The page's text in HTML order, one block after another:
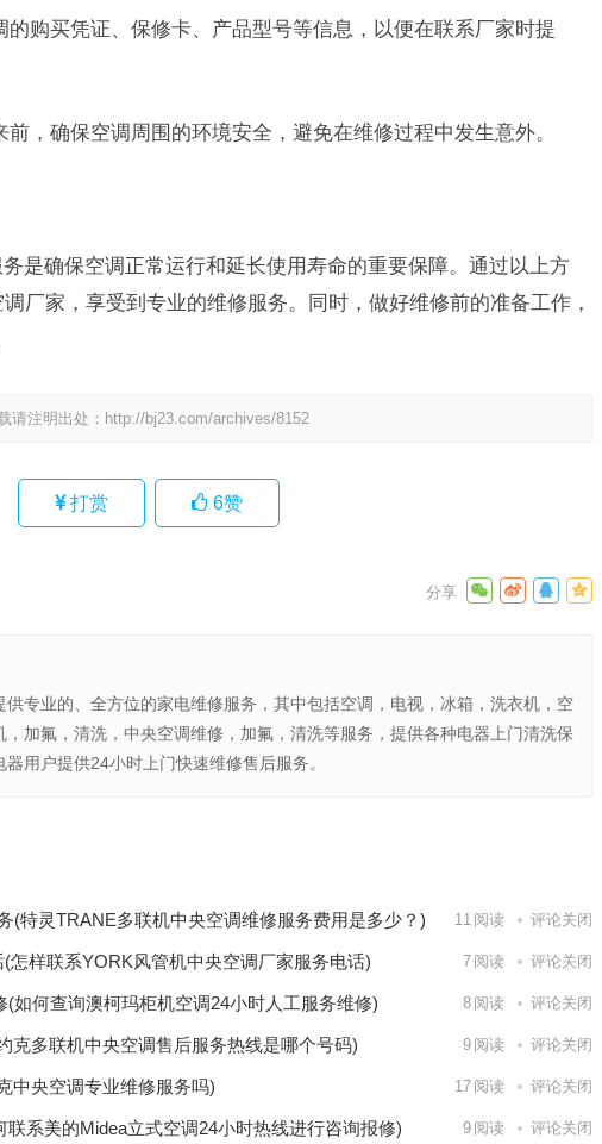
购买凭证、保修卡、产品型号等信息，以便在联系厂家时提
，确保空调周围的环境安全，避免在维修过程中发生意外。
是确保空调正常运行和延长使用寿命的重要保障。通过以上方
厂家，享受到专业的维修服务。同时，做好维修前的准备工作，
请注明出处： http://bj23.com/archives/8152
打赏 6赞
专业的、全方位的家电维修服务，其中包括空调，电视，冰箱，洗衣机，空
加氟，清洗，中央空调维修，加氟，清洗等服务，提供各种电器上门清洗保
用户提供24小时上门快速维修售后服务。
(特灵TRANE多联机中央空调维修服务费用是多少？) 11 阅读 评论关闭
怎样联系YORK风管机中央空调厂家服务电话) 7 阅读 评论关闭
如何查询澳柯玛柜机空调24小时人工服务维修) 8 阅读 评论关闭
克多联机中央空调售后服务热线是哪个号码) 9 阅读 评论关闭
中央空调专业维修服务吗) 17 阅读 评论关闭
系美的Midea立式空调24小时热线进行咨询报修) 9 阅读 评论关闭